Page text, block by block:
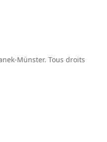
Münster. Tous droits